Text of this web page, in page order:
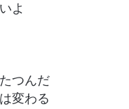
よ
つんだ
変わる